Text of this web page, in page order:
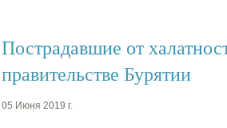
Пострадавшие от
правительстве Бурятии
05 Июня 2019 г.